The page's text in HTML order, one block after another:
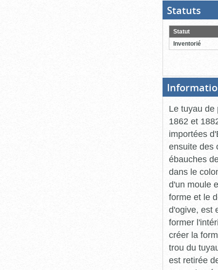
Statuts
pour
Statut
Inventorié
Le tuyau de
1862 et
importées
ensuite des
ébauches
dans le
d'un moule
forme et le
d'ogive, est
former
créer la
trou du
est retirée